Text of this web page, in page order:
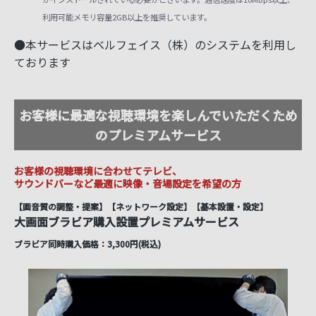
利用可能メモリ容量2GB以上を推奨しています。
●本サービスはベルフェイス（株）のシステムを利用し
ております
お客様に最適な視聴環境を楽しんでいただくため
のプレミアムサービス
お客様の視聴環境に合わせてテレビ、
サウンドバーなど最適に映像・音場設定を希望の方
【画音質の調整・提案】【ネットワーク設定】【基本設置・設定】
大画面ブラビア購入設置プレミアムサービス
ブラビア同時購入価格：3,300円(税込)